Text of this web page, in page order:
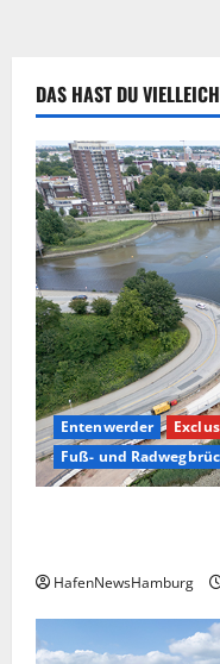
DAS HAST DU
Entenwerder
Fuß- und
HafenNewsHamburg